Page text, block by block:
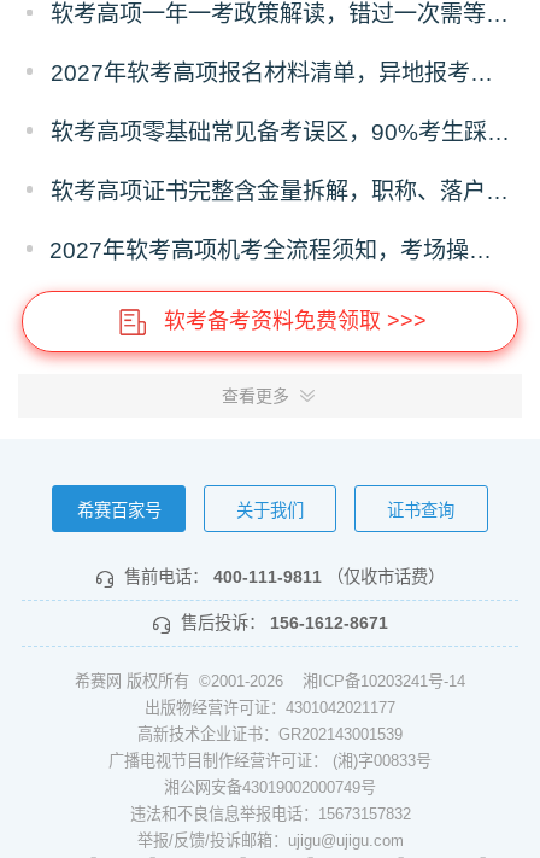
软考高项一年一考政策解读，错过一次需等待一整年的影响分析
2027年软考高项报名材料清单，异地报考、照片、证明材料标准
软考高项零基础常见备考误区，90%考生踩坑的失分问题
软考高项证书完整含金量拆解，职称、落户、补贴、投标全用途
2027年软考高项机考全流程须知，考场操作、时间分配、答题禁忌
软考备考资料免费领取 >>>
查看更多
希赛百家号 关于我们 证书查询
售前电话： 400-111-9811 （仅收市话费）
售后投诉： 156-1612-8671
希赛网 版权所有 ©2001-2026 湘ICP备10203241号-14
出版物经营许可证：4301042021177
高新技术企业证书：GR202143001539
广播电视节目制作经营许可证： (湘)字00833号
湘公网安备43019002000749号
违法和不良信息举报电话：15673157832
举报/反馈/投诉邮箱：ujigu@ujigu.com